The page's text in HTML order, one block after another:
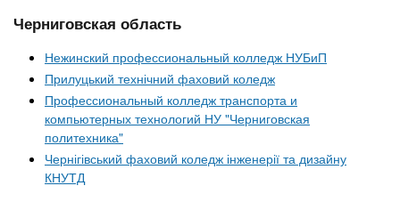
Черниговская область
Нежинский профессиональный колледж НУБиП
Прилуцький технічний фаховий коледж
Профессиональный колледж транспорта и
компьютерных технологий НУ "Черниговская
политехника"
Чернігівський фаховий коледж інженерії та дизайну
КНУТД